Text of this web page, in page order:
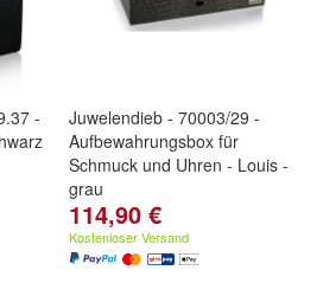
-
Juwelendieb - 70003/29 -
Aufbewahrungsbox für
Schmuck und Uhren - Louis -
grau
114,90 €
Kostenloser Versand